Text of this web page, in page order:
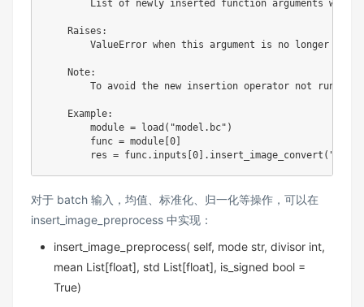
List of newly inserted function arguments
    Raises:
        ValueError when this argument is no longer valid
    Note:
To avoid the new insertion operator not
    Example:
        module = load("model.bc")
        func = module[0]
对于 batch 输入，均值、标准化、归一化等操作，可以在
insert_image_preprocess 中实现：
insert_image_preprocess( self, mode str, divisor int,
mean List[float], std List[float], is_signed bool =
True)